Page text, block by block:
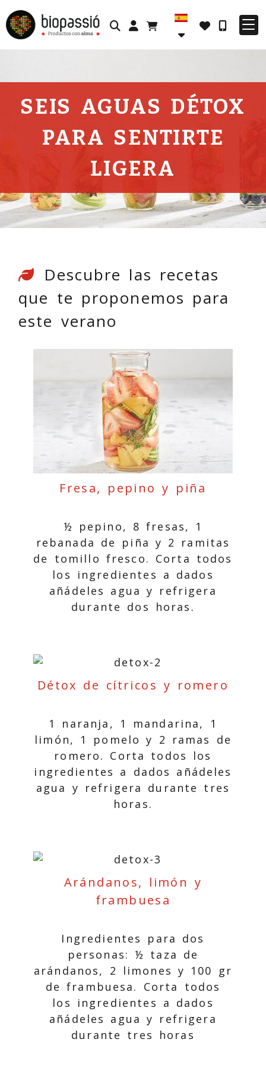
Identifícate
SEIS AGUAS DÉTOX
PARA SENTIRTE
LIGERA
Descubre las recetas
que te proponemos para
este verano
Fresa, pepino y piña
½ pepino, 8 fresas, 1
rebanada de piña y 2 ramitas
de tomillo fresco. Corta todos
los ingredientes a dados
añádeles agua y refrigera
durante dos horas.
Détox de cítricos y romero
1 naranja, 1 mandarina, 1
limón, 1 pomelo y 2 ramas de
romero. Corta todos los
ingredientes a dados añádeles
agua y refrigera durante tres
horas.
Arándanos, limón y
frambuesa
Ingredientes para dos
personas: ½ taza de
arándanos, 2 limones y 100 gr
de frambuesa. Corta todos
los ingredientes a dados
añádeles agua y refrigera
durante tres horas